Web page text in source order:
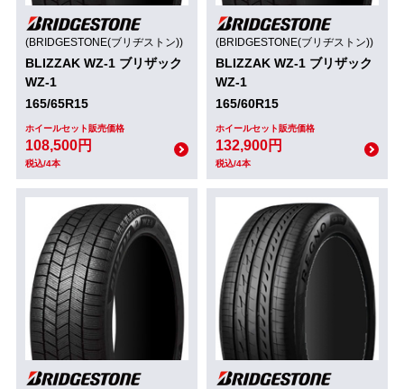
(BRIDGESTONE(ブリヂストン))
BLIZZAK WZ-1 ブリザック
WZ-1
165/65R15
ホイールセット販売価格
108,500円
税込/4本
(BRIDGESTONE(ブリヂストン))
BLIZZAK WZ-1 ブリザック
WZ-1
165/60R15
ホイールセット販売価格
132,900円
税込/4本